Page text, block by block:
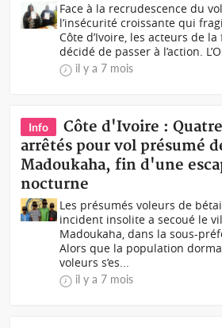
Face à la recrudescence du
l’insécurité croissante qui
Côte d’Ivoire, les acteurs de
décidé de passer à l’action.
il y a 7 mois
Info
Côte d'Ivoire :
arrêtés pour vol présumé
Madoukaha, fin d'une
nocturne
Les présumés voleurs de
incident insolite a secoué le
Madoukaha, dans la sous-
Alors que la population
voleurs s’es...
il y a 7 mois